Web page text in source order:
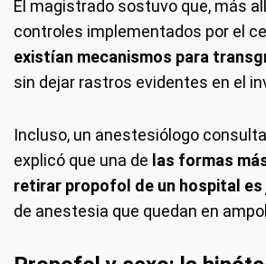
El magistrado sostuvo que, más
controles implementados por el
existían mecanismos para
sin dejar rastros evidentes en el
Incluso, un anestesiólogo
explicó que una de las formas
retirar propofol de un hospital
de anestesia que quedan en